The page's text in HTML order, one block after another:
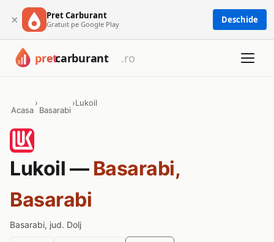
× Pret Carburant
Gratuit pe Google Play Deschide
Acasa
›
Basarabi
›Lukoil
Lukoil — Basarabi,
Basarabi
Basarabi, jud. Dolj